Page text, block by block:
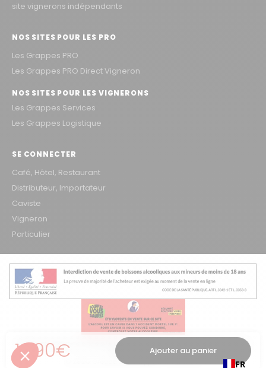
site vignerons indépendants
NOS SITES POUR LES PRO
Les Grappes PRO
Les Grappes PRO Direct Vigneron
NOS SITES POUR LES VIGNERONS
Les Grappes Services
Les Grappes Logistique
SE CONNECTER
Café, Hôtel, Restaurant
Distributeur, Importateur
Caviste
Vigneron
Particulier
L'ABUS D'ALCOOL EST DANGEREUX POUR LA SANTÉ, À CONSOMMER AVEC
MODÉRATION
© 2026 Groupe Les Grappes – VINOSAKA
Prix régulier
12,90€
Ajouter au panier
FR